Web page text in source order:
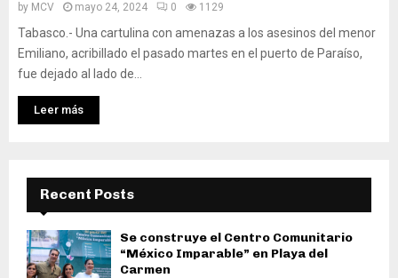
by MCV mayo 24, 2024 0 1129
Tabasco.- Una cartulina con amenazas a los asesinos del menor
Emiliano, acribillado el pasado martes en el puerto de Paraíso,
fue dejado al lado de...
Leer más
Recent Posts
Se construye el Centro Comunitario
“México Imparable” en Playa del
Carmen